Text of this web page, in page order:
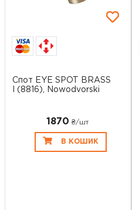
Спот EYE SPOT BRASS
I (8816), Nowodvorski
1870 ₴/шт
В КОШИК